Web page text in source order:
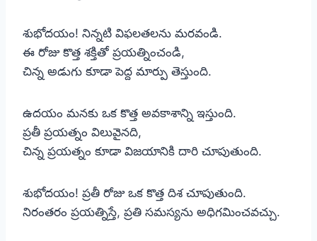
శుభోదయం! నిన్నటి విఫలతలను మరవండి.
ఈ రోజు కొత్త శక్తితో ప్రయత్నించండి,
చిన్న అడుగు కూడా పెద్ద మార్పు తెస్తుంది.
ఉదయం మనకు ఒక కొత్త అవకాశాన్ని ఇస్తుంది.
ప్రతీ ప్రయత్నం విలువైనది,
చిన్న ప్రయత్నం కూడా విజయానికి దారి చూపుతుంది.
శుభోదయం! ప్రతీ రోజు ఒక కొత్త దిశ చూపుతుంది.
నిరంతరం ప్రయత్నిస్తే, ప్రతి సమస్యను అధిగమించవచ్చు.